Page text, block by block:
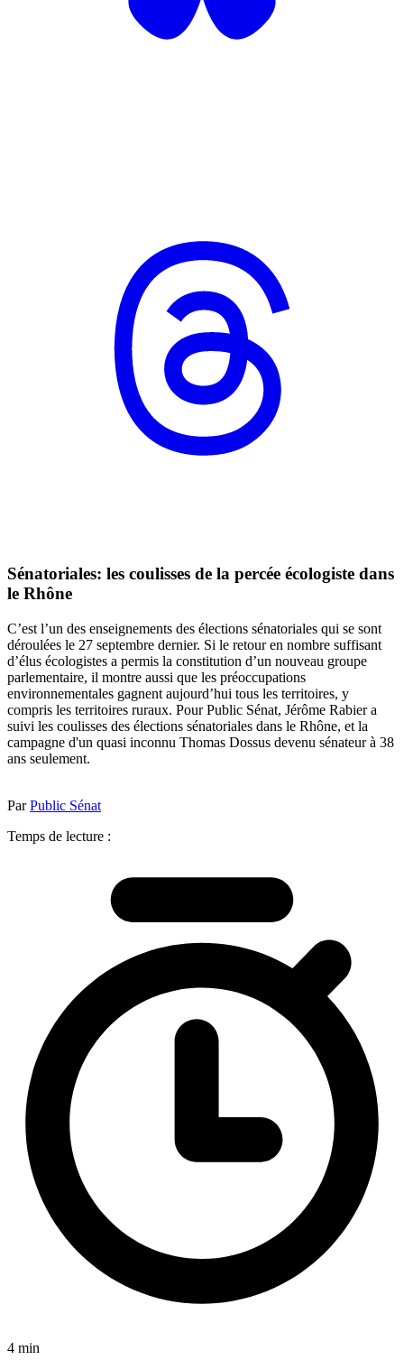
Sénatoriales: les coulisses de la percée écologiste dans
le Rhône
C’est l’un des enseignements des élections sénatoriales qui se sont
déroulées le 27 septembre dernier. Si le retour en nombre suffisant
d’élus écologistes a permis la constitution d’un nouveau groupe
parlementaire, il montre aussi que les préoccupations
environnementales gagnent aujourd’hui tous les territoires, y
compris les territoires ruraux. Pour Public Sénat, Jérôme Rabier a
suivi les coulisses des élections sénatoriales dans le Rhône, et la
campagne d'un quasi inconnu Thomas Dossus devenu sénateur à 38
ans seulement.
ParPublic Sénat
Temps de lecture :
4 min